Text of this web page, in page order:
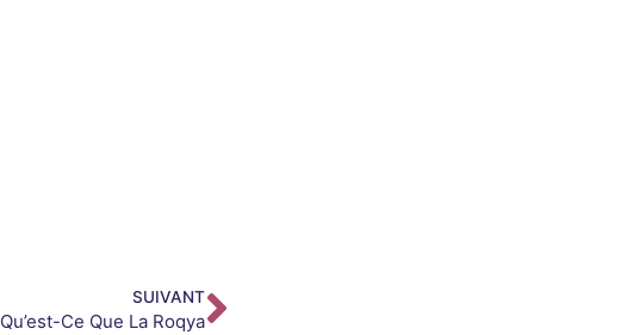
SUIVANT
Qu’est-Ce Que La Roqya